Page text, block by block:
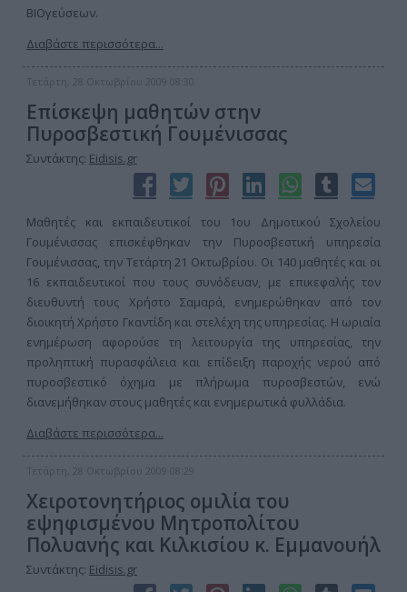
ΒΙΟγεύσεων.
Διαβάστε περισσότερα...
Τετάρτη, 28 Οκτωβρίου 2009 08:30
Επίσκεψη μαθητών στην
Πυροσβεστική Γουμένισσας
Συντάκτης: Eidisis.gr
Μαθητές και εκπαιδευτικοί του 1ου Δημοτικού Σχολείου
Γουμένισσας επισκέφθηκαν την Πυροσβεστική υπηρεσία
Γουμένισσας, την Τετάρτη 21 Οκτωβρίου. Οι 140 μαθητές και οι
16 εκπαιδευτικοί που τους συνόδευαν, με επικεφαλής τον
διευθυντή τους Χρήστο Σαμαρά, ενημερώθηκαν από τον
διοικητή Χρήστο Γκαντίδη και στελέχη της υπηρεσίας. Η ωριαία
ενημέρωση αφορούσε τη λειτουργία της υπηρεσίας, την
προληπτική πυρασφάλεια και επίδειξη παροχής νερού από
πυροσβεστικό όχημα με πλήρωμα πυροσβεστών, ενώ
διανεμήθηκαν στους μαθητές και ενημερωτικά φυλλάδια.
Διαβάστε περισσότερα...
Τετάρτη, 28 Οκτωβρίου 2009 08:29
Χειροτονητήριος ομιλία του
εψηφισμένου Μητροπολίτου
Πολυανής και Κιλκισίου κ. Εμμανουήλ
Συντάκτης: Eidisis.gr